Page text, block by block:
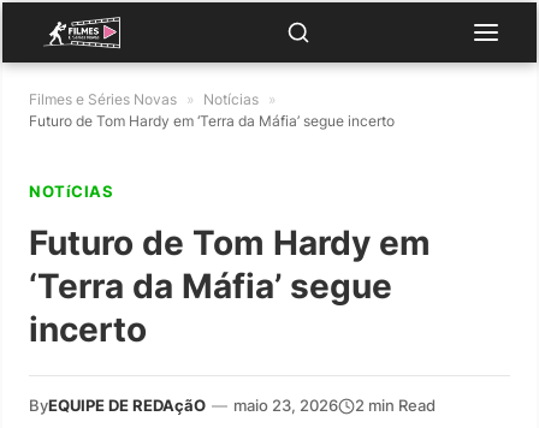
Filmes e Séries Novas » Notícias »
Futuro de Tom Hardy em ‘Terra da Máfia’ segue incerto
NOTíCIAS
Futuro de Tom Hardy em
‘Terra da Máfia’ segue
incerto
ByEQUIPE DE REDAçãO — maio 23, 2026 2 min Read